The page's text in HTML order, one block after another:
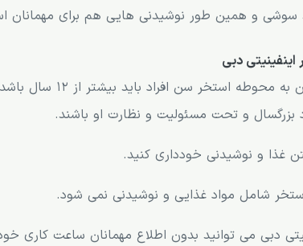
سوشی و همین طور نوشیدنی هایی هم برای مهمانان
دبی
بزرگسال و تحت مسئولیت و نظارت او باشند.
غذا و نوشیدنی خودداری کنید.
شامل مواد غذایی و نوشیدنی نمی شود.
دبی می توانید بدون اطلاع مهمانان ساعت کاری